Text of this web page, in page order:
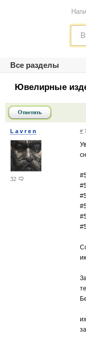
Все разделы
Ювелирные
Ответить
L a v r e n
32
#